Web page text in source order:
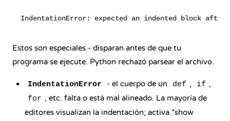
Estos son especiales - disparan antes de que tu
programa se ejecute. Python rechazó parsear el archivo.
IndentationError - el cuerpo de un def , if ,
for , etc. falta o está mal alineado. La mayoría de
editores visualizan la indentación; activa "show